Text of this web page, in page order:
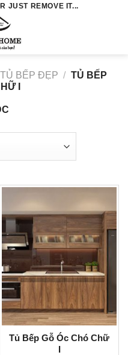
JUST REMOVE IT...
BẾP ĐẸP / TỦ BẾP
I
Tủ Bếp Gỗ Óc Chó Chữ
I